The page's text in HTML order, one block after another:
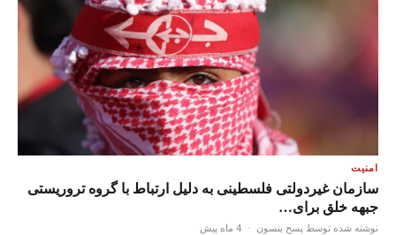
امنیت
سازمان غیردولتی فلسطینی به دلیل ارتباط با گروه تروریستی
جبهه خلق برای…
نوشته شده توسط پسح بنسون · 4 ماه پیش